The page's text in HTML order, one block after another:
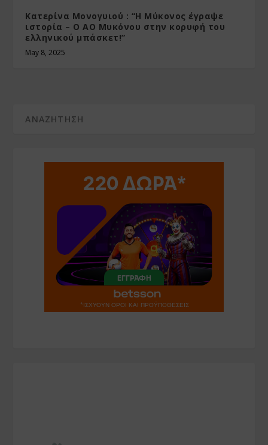
Κατερίνα Μονογυιού : “Η Μύκονος έγραψε
ιστορία – Ο ΑΟ Μυκόνου στην κορυφή του
ελληνικού μπάσκετ!”
May 8, 2025